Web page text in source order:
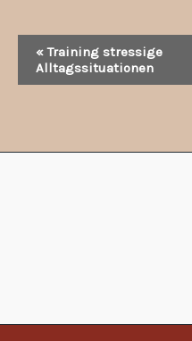
Veranstaltung-
Navigation
«Training stressige
Alltagssituationen